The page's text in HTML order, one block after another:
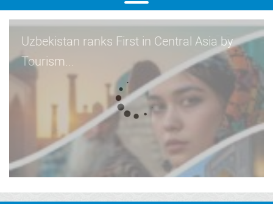
How China–Kyrgyzstan–Uzbekistan
railway is redrawing the economic map...